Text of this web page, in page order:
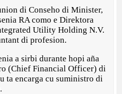
di Conseho di Minister,
RA como e Direktora
Utility Holding N.V.
di profesion.
a sirbi durante hopi aña
(Chief Financial Officer) di
ta encarga cu suministro di